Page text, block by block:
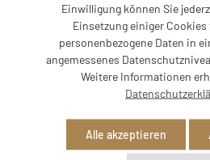
Unterkunft
Einwilligung können Sie
Einsetzung einiger
personenbezogene Daten in
angemessenes
Weitere Informationen
Alle akzeptieren